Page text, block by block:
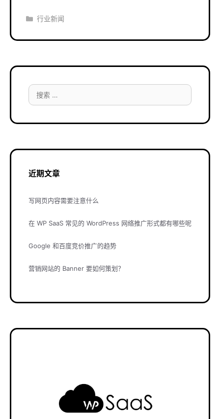
分
行业新闻
搜
索：
近期文章
写网页内容需要注意什么
在 WP SaaS 常见的 WordPress 网络推广形式都有哪些呢
Google 和百度竞价推广的趋势
营销网站的 Banner 要如何策划？